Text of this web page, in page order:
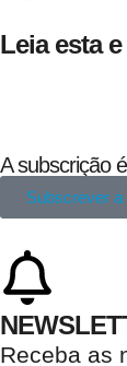
Leia esta
A subscrição
Subscrever a
Receba as